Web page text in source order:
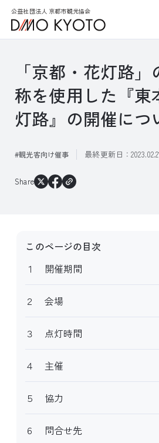
公益社団法人 京都市観光協会
「京都・花灯路
称を使用した『東
灯路』の開催につ
観光客向け催事 最終更新日：
Share
このページの目次
１ 開催期間
２ 会場
３ 点灯時間
４ 主催
５ 協力
６ 問合せ先